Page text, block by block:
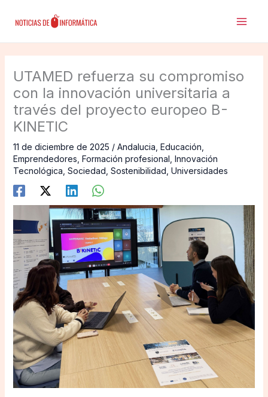
UTAMED refuerza su compromiso
con la innovación universitaria a
través del proyecto europeo B-
KINETIC
11 de diciembre de 2025 / Andalucia Educación
Emprendedores Formación profesional Innovación
Tecnológica Sociedad Sostenibilidad Universidades